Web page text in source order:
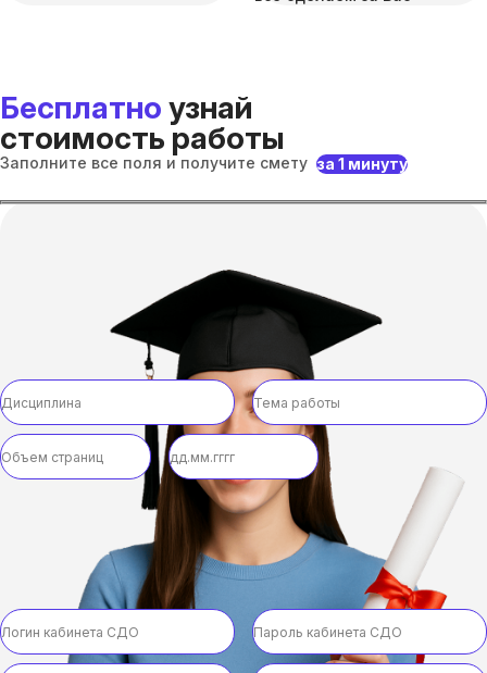
Бесплатно узнай
стоимость работы
Заполните все поля и получите смету за 1 минуту